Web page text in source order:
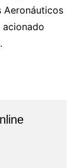
Aeronáuticos
acionado